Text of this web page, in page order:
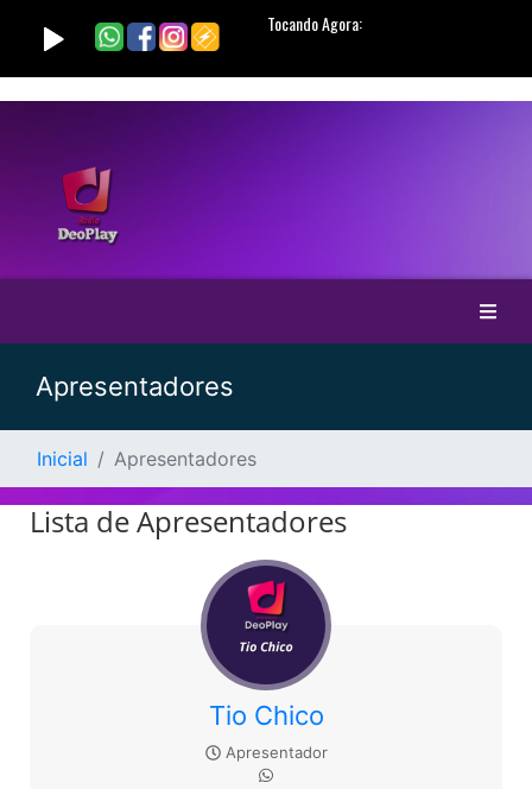
Apresentadores
Inicial Apresentadores
Lista de Apresentadores
Tio Chico
Apresentador